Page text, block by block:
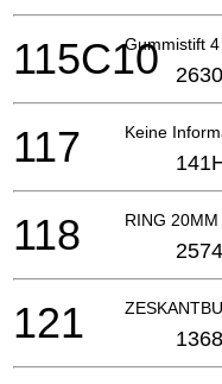
Gummistift 4
115C10
Keine
117
RING
118
121